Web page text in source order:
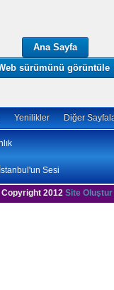
Ana Sayfa
sürümünü görüntüle
Yenilikler Diğer
Sesi
Copyright 2012 Site Oluştur